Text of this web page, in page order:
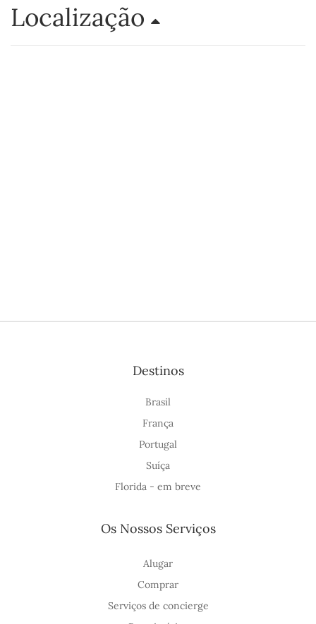
Localização
Destinos
Brasil
França
Portugal
Suíça
Florida - em breve
Os Nossos Serviços
Alugar
Comprar
Serviços de concierge